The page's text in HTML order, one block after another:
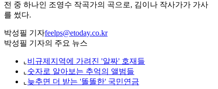
전 중 하나인 조영수 작곡가의 곡으로, 김이나 작사가가 가사
를 썼다.
박성필 기자feelps@etoday.co.kr
박성필 기자의 주요 뉴스
⌞ 비규제지역에 가려진 '알짜' 호재들
⌞ 숫자로 알아보는 추억의 앨범들
⌞ 늦추면 더 받는 '똘똘한' 국민연금